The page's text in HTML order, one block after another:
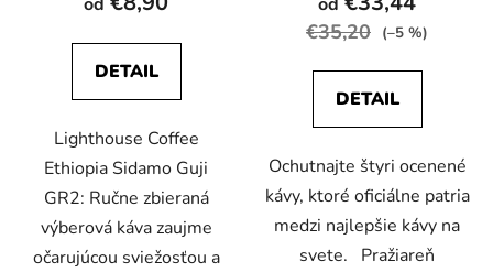
je
4,4
z
hviezdičiek.
DETAIL
Lighthouse Coffee
Ethiopia Sidamo Guji
GR2: Ručne zbieraná
výberová káva zaujme
očarujúcou sviežosťou a
je
5
€35,20 (–5 %)
DETAIL
Ochutnajte štyri ocenené
kávy, ktoré oficiálne patria
medzi najlepšie kávy na
svete. Pražiareň